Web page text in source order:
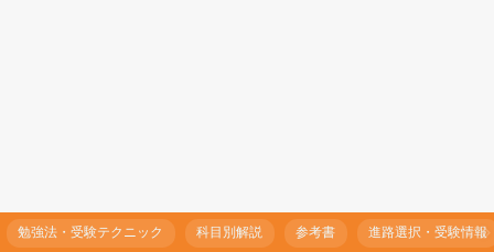
勉強法・受験テクニック 科目別解説 参考書 進路選択・受験情報